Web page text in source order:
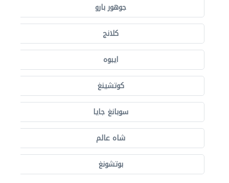
جوهور بارو
كلانج
ايبوه
كوتشينغ
سوبانغ جايا
شاه عالم
بوتشونغ